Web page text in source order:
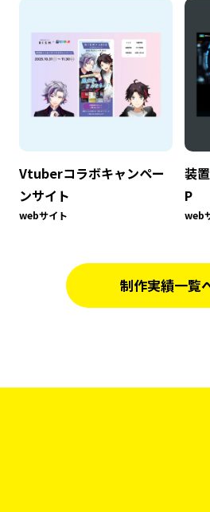
Vtuberコラボキャンペー
ンサイト
webサイト
装
P
web
制作実績一覧